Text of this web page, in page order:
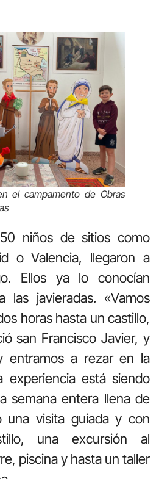
el campamento de Obras
niños de sitios como
o Valencia, llegaron a
Ellos ya lo conocían
javieradas. «Vamos
horas hasta un castillo,
san Francisco Javier, y
entramos a rezar en la
experiencia está siendo
semana entera llena de
una visita guiada y con
una excursión al
piscina y hasta un taller